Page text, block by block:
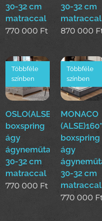
30-32 cm
matraccal
770 000 Ft
30-32 cm
matraccal
870 000
OSLO(ALSE)160*200cm
boxspring
ágy
ágyneműtartóval
30-32 cm
matraccal
Többféle
színben
770 000 Ft
MONACO
boxspring
ágy
30-32 cm
matraccal
Többféle
színben
770 000